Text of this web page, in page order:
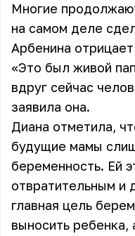
Многие
на самом деле
Арбенина
«Это был живой
вдруг сейчас
заявила она.
Диана отметила,
будущие мамы
беременность. Ей
отвратительным и
главная цель
выносить ребенка,